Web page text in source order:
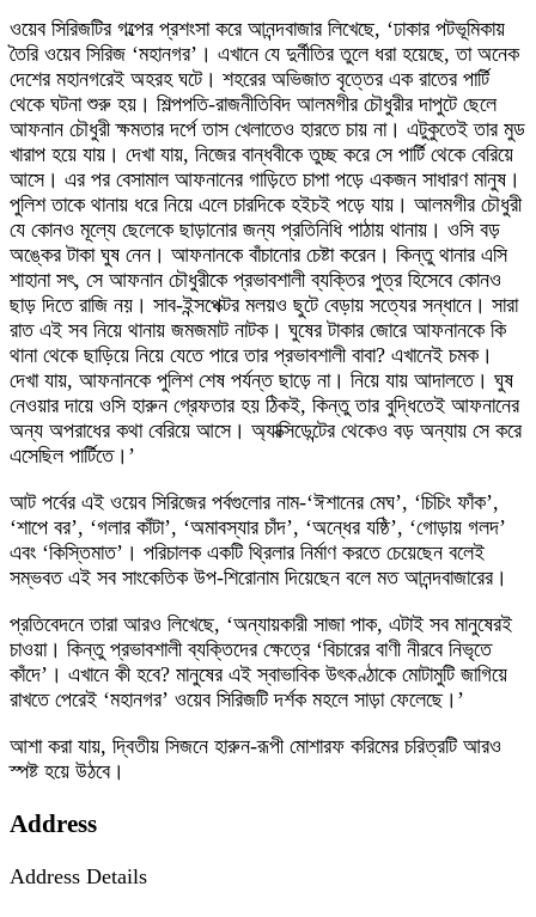
ওয়েব সিরিজটির গল্পের প্রশংসা করে আনন্দবাজার লিখেছে, ‘ঢাকার পটভূমিকায়
তৈরি ওয়েব সিরিজ ‘মহানগর’। এখানে যে দুর্নীতির তুলে ধরা হয়েছে, তা অনেক
দেশের মহানগরেই অহরহ ঘটে। শহরের অভিজাত বৃত্তের এক রাতের পার্টি
থেকে ঘটনা শুরু হয়। শিল্পপতি-রাজনীতিবিদ আলমগীর চৌধুরীর দাপুটে ছেলে
আফনান চৌধুরী ক্ষমতার দর্পে তাস খেলাতেও হারতে চায় না। এটুকুতেই তার মুড
খারাপ হয়ে যায়। দেখা যায়, নিজের বান্ধবীকে তুচ্ছ করে সে পার্টি থেকে বেরিয়ে
আসে। এর পর বেসামাল আফনানের গাড়িতে চাপা পড়ে একজন সাধারণ মানুষ।
পুলিশ তাকে থানায় ধরে নিয়ে এলে চারদিকে হইচই পড়ে যায়। আলমগীর চৌধুরী
যে কোনও মূল্যে ছেলেকে ছাড়ানোর জন্য প্রতিনিধি পাঠায় থানায়। ওসি বড়
অঙ্কের টাকা ঘুষ নেন। আফনানকে বাঁচানোর চেষ্টা করেন। কিন্তু থানার এসি
শাহানা সৎ, সে আফনান চৌধুরীকে প্রভাবশালী ব্যক্তির পুত্র হিসেবে কোনও
ছাড় দিতে রাজি নয়। সাব-ইন্সপেক্টর মলয়ও ছুটে বেড়ায় সত্যের সন্ধানে। সারা
রাত এই সব নিয়ে থানায় জমজমাট নাটক। ঘুষের টাকার জোরে আফনানকে কি
থানা থেকে ছাড়িয়ে নিয়ে যেতে পারে তার প্রভাবশালী বাবা? এখানেই চমক।
দেখা যায়, আফনানকে পুলিশ শেষ পর্যন্ত ছাড়ে না। নিয়ে যায় আদালতে। ঘুষ
নেওয়ার দায়ে ওসি হারুন গ্রেফতার হয় ঠিকই, কিন্তু তার বুদ্ধিতেই আফনানের
অন্য অপরাধের কথা বেরিয়ে আসে। অ্যাক্সিডেন্টের থেকেও বড় অন্যায় সে করে
এসেছিল পার্টিতে।’
আট পর্বের এই ওয়েব সিরিজের পর্বগুলোর নাম-‘ঈশানের মেঘ’, ‘চিচিং ফাঁক’,
‘শাপে বর’, ‘গলার কাঁটা’, ‘অমাবস্যার চাঁদ’, ‘অন্ধের যষ্ঠি’, ‘গোড়ায় গলদ’
এবং ‘কিস্তিমাত’। পরিচালক একটি থ্রিলার নির্মাণ করতে চেয়েছেন বলেই
সম্ভবত এই সব সাংকেতিক উপ-শিরোনাম দিয়েছেন বলে মত আনন্দবাজারের।
প্রতিবেদনে তারা আরও লিখেছে, ‘অন্যায়কারী সাজা পাক, এটাই সব মানুষেরই
চাওয়া। কিন্তু প্রভাবশালী ব্যক্তিদের ক্ষেত্রে ‘বিচারের বাণী নীরবে নিভৃতে
কাঁদে’। এখানে কী হবে? মানুষের এই স্বাভাবিক উৎকণ্ঠাকে মোটামুটি জাগিয়ে
রাখতে পেরেই ‘মহানগর’ ওয়েব সিরিজটি দর্শক মহলে সাড়া ফেলেছে।’
আশা করা যায়, দ্বিতীয় সিজনে হারুন-রূপী মোশারফ করিমের চরিত্রটি আরও
স্পষ্ট হয়ে উঠবে।
Address
Address Details